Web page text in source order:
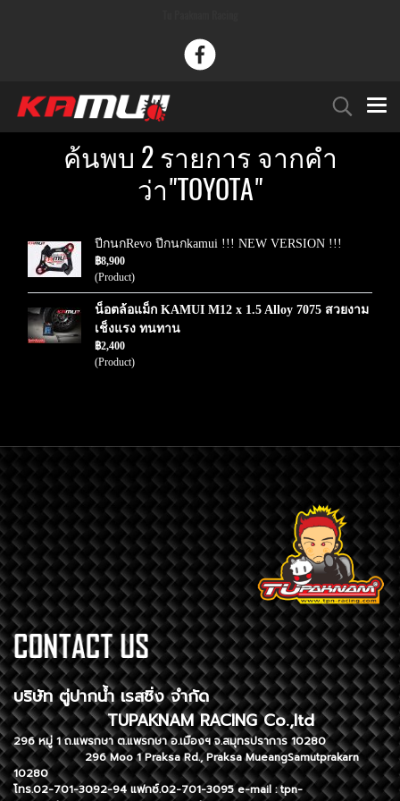
ค้นพบ 2 รายการ จากคำ
ว่า"TOYOTA"
ปีกนกRevo ปีกนกkamui !!! NEW VERSION !!!
฿8,900
(Product)
น็อตล้อแม็ก KAMUI M12 x 1.5 Alloy 7075 สวยงาม
เช็งแรง ทนทาน
฿2,400
(Product)
บริษัท ตู่ปากน้ำ เรสซิ่ง จำกัด
TUPAKNAM RACING Co.,ltd
296 หมู่ 1 ถ.แพรกษา ต.แพรกษา อ.เมืองฯ จ.สมุทรปราการ 10280
296 Moo 1 Praksa Rd., Praksa MueangSamutprakarn
10280
โทร.02-701-3092-94 แฟกซ์.02-701-3095 e-mail :tpn-